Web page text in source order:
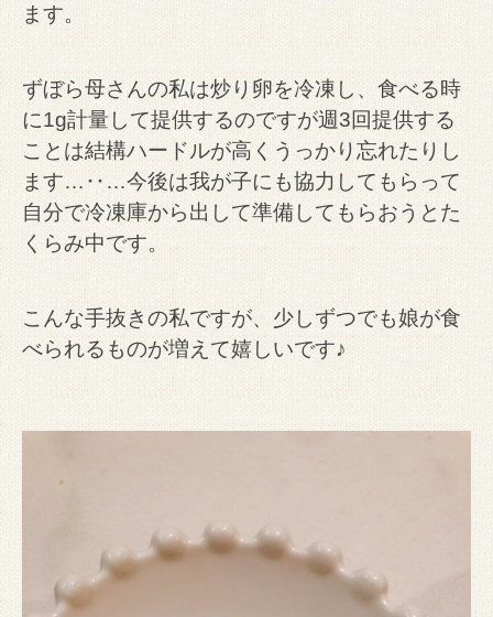
ます。
ずぼら母さんの私は炒り卵を冷凍し、食べる時
に1g計量して提供するのですが週3回提供する
ことは結構ハードルが高くうっかり忘れたりし
ます…‥…今後は我が子にも協力してもらって
自分で冷凍庫から出して準備してもらおうとた
くらみ中です。
こんな手抜きの私ですが、少しずつでも娘が食
べられるものが増えて嬉しいです♪